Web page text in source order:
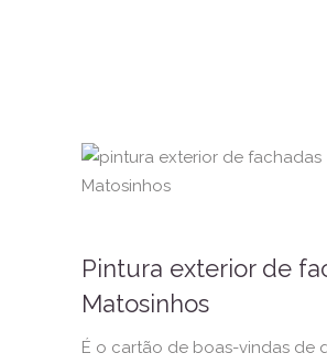
Pintura exterior de
Matosinhos
É o cartão de boas-vindas de